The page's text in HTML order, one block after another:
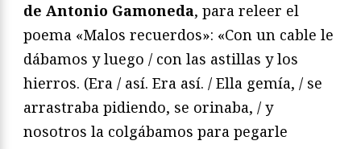
de Antonio Gamoneda, para releer el
poema «Malos recuerdos»: «Con un cable le
dábamos y luego / con las astillas y los
hierros. (Era / así. Era así. / Ella gemía, / se
arrastraba pidiendo, se orinaba, / y
nosotros la colgábamos para pegarle